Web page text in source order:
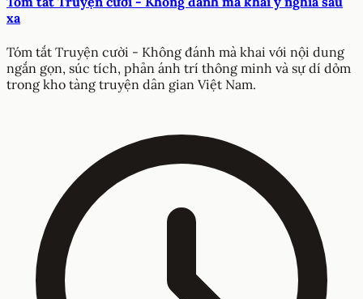
xa
Tóm tắt Truyện cười - Không đánh mà khai với nội dung
ngắn gọn, súc tích, phản ánh trí thông minh và sự dí dỏm
trong kho tàng truyện dân gian Việt Nam.